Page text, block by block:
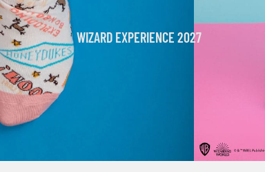
WIZARD EXPERIENCE 2027